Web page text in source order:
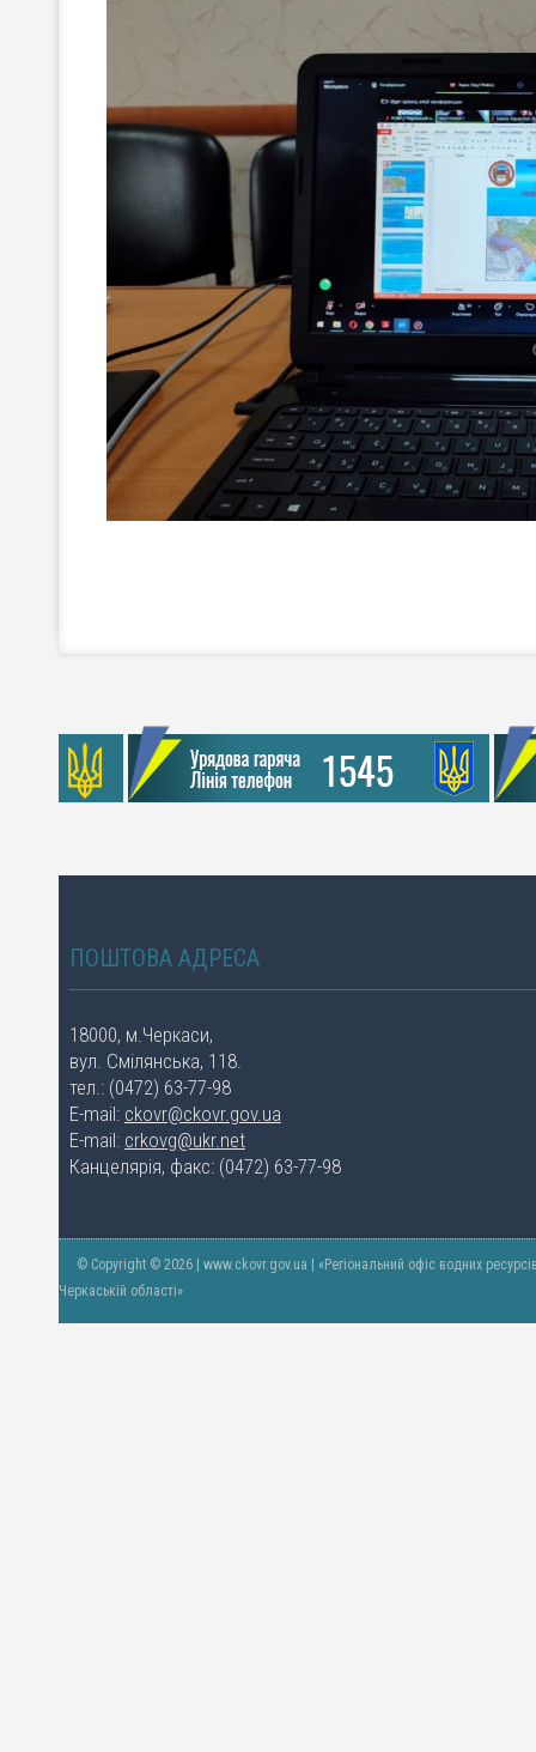
ПОШТОВА АДРЕСА
18000, м.Черкаси,
вул. Смілянська, 118.
тел.: (0472) 63-77-98
E-mail: ckovr@ckovr.gov.ua
E-mail: crkovg@ukr.net
Канцелярія, факс: (0472) 63-77-98
© Copyright © 2026 | www.ckovr.gov.ua | «Регіональний офіс водних
Черкаській області»